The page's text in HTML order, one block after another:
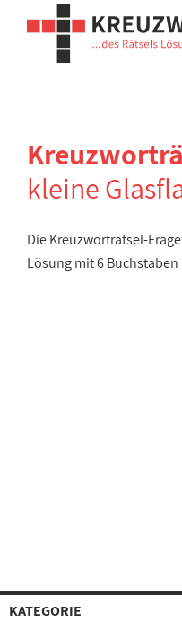
kleine
Die Kreuzworträtsel-Frage
Lösung mit 6
KATEGORIE